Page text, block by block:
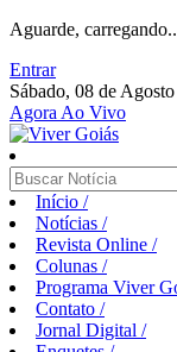
Aguarde,
Entrar
Sábado, 08 de
Agora Ao Vivo
Início /
Notícias /
Revista Online /
Colunas /
Programa Viver
Contato /
Jornal Digital /